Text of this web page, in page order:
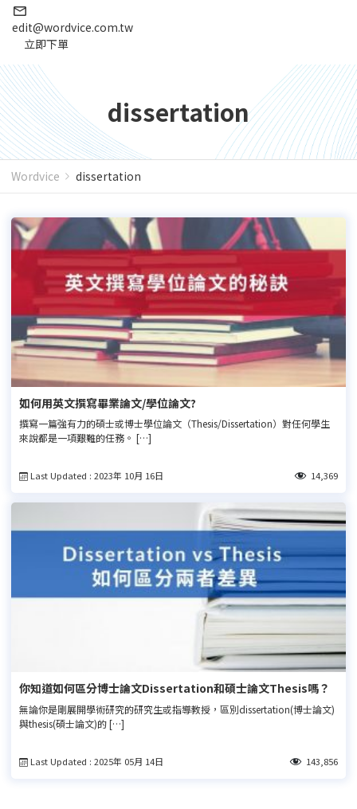
edit@wordvice.com.tw
立即下單
dissertation
Wordvice dissertation
如何用英文撰寫畢業論文/學位論文?
撰寫一篇強有力的碩士或博士學位論文（Thesis/Dissertation）對任何學生
來說都是一項艱難的任務。 […]
Last Updated : 2023年 10月 16日 14,369
你知道如何區分博士論文Dissertation和碩士論文Thesis嗎？
無論你是剛展開學術研究的研究生或指導教授，區別dissertation(博士論文)
與thesis(碩士論文)的 […]
Last Updated : 2025年 05月 14日 143,856